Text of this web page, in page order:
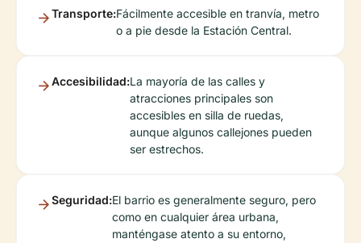
Transporte:Fácilmente accesible en tranvía, metro
o a pie desde la Estación Central.
Accesibilidad:La mayoría de las calles y
atracciones principales son
accesibles en silla de ruedas,
aunque algunos callejones pueden
ser estrechos.
Seguridad:El barrio es generalmente seguro, pero
como en cualquier área urbana,
manténgase atento a su entorno,